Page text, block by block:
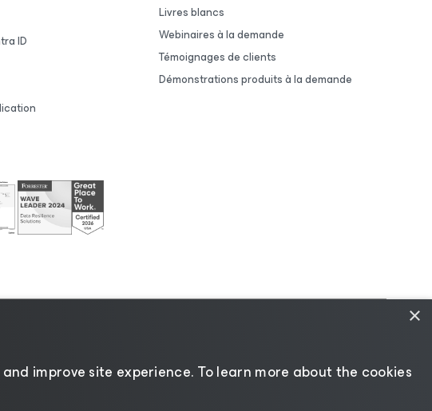
ID
Livres blancs
Webinaires à la demande
Témoignages de clients
Démonstrations produits à la demande
×
improve site experience. ​To learn more about the cookies